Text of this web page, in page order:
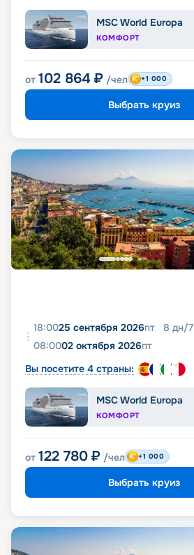
MSC World Europa
КОМФОРТ
от 102 864 ₽ /чел +1 000
Выбрать круиз
18:0025 сентября 2026пт 8 дн/7
08:0002 октября 2026пт
Вы посетите 4 страны:
MSC World Europa
КОМФОРТ
от 122 780 ₽ /чел +1 000
Выбрать круиз